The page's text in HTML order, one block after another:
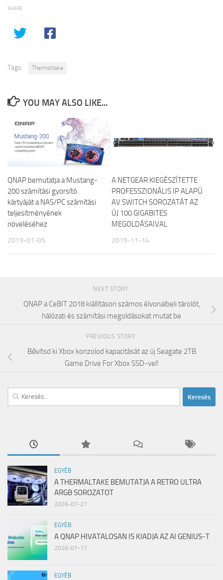
SHARE
Tags: Thermaltake
YOU MAY ALSO LIKE...
QNAP bemutatja a Mustang-
200 számítási gyorsító
kártyáját a NAS/PC számítási
teljesítményének
növeléséhez
2019-01-05
A NETGEAR KIEGÉSZÍTETTE
PROFESSZIONÁLIS IP ALAPÚ
AV SWITCH SOROZATÁT AZ
ÚJ 100 GIGABITES
MEGOLDÁSAIVAL
2019-11-14
NEXT STORY
QNAP a CeBIT 2018 kiállításon számos élvonalbeli tárolót,
hálózati és számítási megoldásokat mutat be
PREVIOUS STORY
Bővítsd ki Xbox konzolod kapacitását az új Seagate 2TB
Game Drive For Xbox SSD-vel!
Keresés:
EGYÉB
A THERMALTAKE BEMUTATJA A RETRO ULTRA
ARGB SOROZATOT
2026-07-27
EGYÉB
A QNAP HIVATALOSAN IS KIADJA AZ AI GENIUS-T
2026-07-17
EGYÉB